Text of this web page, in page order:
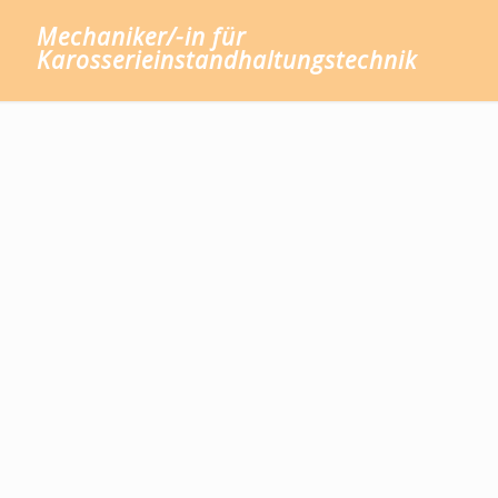
Mechaniker/-in für
Karosserieinstandhaltungstechnik